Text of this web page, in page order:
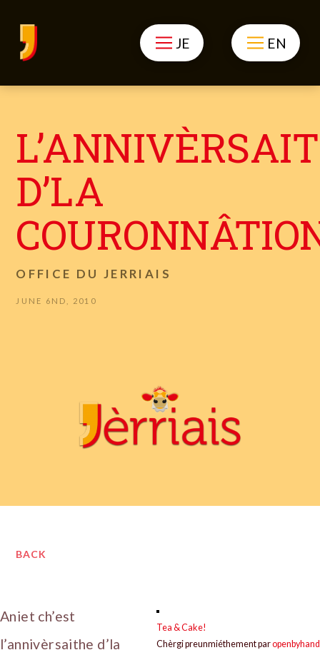
JE EN
D’LA
OFFICE DU JERRIAIS
JUNE 6ND, 2010
BACK
Tea & Cake!
Chèrgi preunmiéthement paropenbyhand
Aniet ch’est
l’annivèrsaithe d’la